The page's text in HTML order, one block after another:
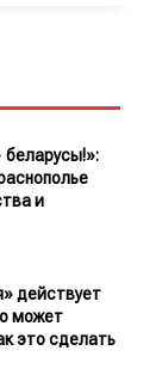
и
действует
может
это сделать